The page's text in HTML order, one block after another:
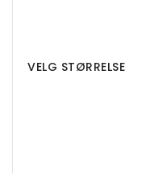
VELG STØRRELSE